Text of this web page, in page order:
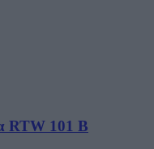
RTW 101 B